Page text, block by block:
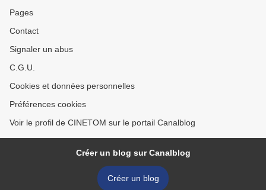
Pages
Contact
Signaler un abus
C.G.U.
Cookies et données personnelles
Préférences cookies
Voir le profil de CINETOM sur le portail Canalblog
Créer un blog sur Canalblog
Créer un blog